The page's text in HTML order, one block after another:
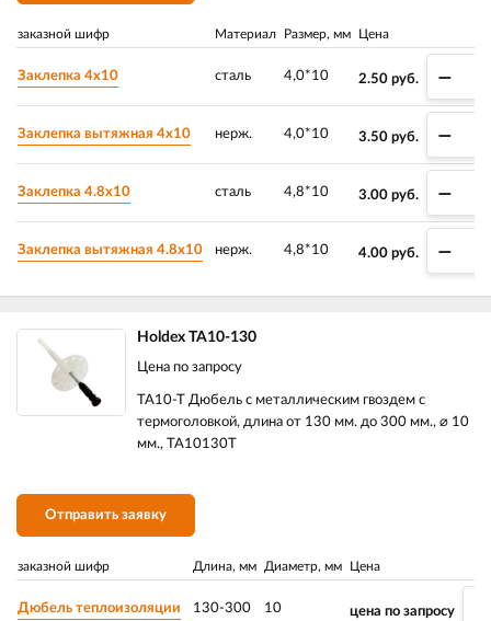
заказной шифр Материал Размер, мм Цена
Заклепка 4х10 сталь 4,0*10 2.50 руб. –
Заклепка вытяжная 4х10 нерж. 4,0*10 3.50 руб. –
Заклепка 4.8х10 сталь 4,8*10 3.00 руб. –
Заклепка вытяжная 4.8х10 нерж. 4,8*10 4.00 руб. –
Holdex TA10-130
Цена по запросу
TA10-T Дюбель с металлическим гвоздем с
термоголовкой, длина от 130 мм. до 300 мм., ⌀ 10
мм., TA10130T
Отправить заявку
заказной шифр Длина, мм Диаметр, мм Цена
Дюбель теплоизоляции 130-300 10 цена по запросу